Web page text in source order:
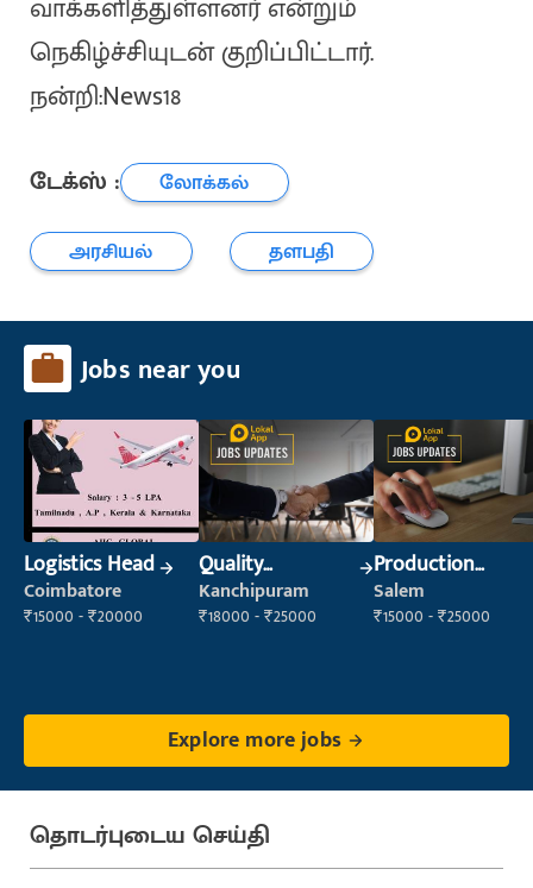
வாக்களித்துள்ளனர் என்றும்
நெகிழ்ச்சியுடன் குறிப்பிட்டார்.
நன்றி:News18
டேக்ஸ் :
லோக்கல்
அரசியல்
தளபதி
Jobs near you
Logistics Head
Coimbatore
₹15000 - ₹20000
Quality
Inspector
Kanchipuram
₹18000 - ₹25000
Production
Supervisor
Salem
₹15000 - ₹25000
Explore more jobs
தொடர்புடைய செய்தி